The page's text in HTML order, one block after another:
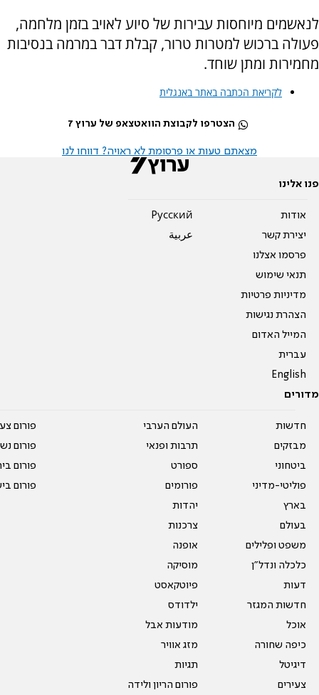
לנאשמים מיוחסות עבירות של סיוע לאויב בזמן מלחמה,
פעולה ברכוש למטרות טרור, קבלת דבר במרמה בנסיבות
מחמירות ומתן שוחד.
לקריאת הכתבה באתר באנגלית
הצטרפו לקבוצת הוואטצאפ של ערוץ 7
מצאתם טעות או פרסומת לא ראויה? דווחו לנו
פנו אלינו
אודות
יצירת קשר
פרסמו אצלנו
תנאי שימוש
מדיניות פרטיות
הצהרת נגישות
המייל האדום
עברית
English
Pусский
عربية
מדורים
חדשות
מבזקים
ביטחוני
פוליטי-מדיני
בארץ
בעולם
משפט ופלילים
כלכלה ונדל"ן
דעות
חדשות המגזר
אוכל
כיפה שחורה
דיגיטל
צעירים
העולם הערבי
תרבות ופנאי
ספורט
פורומים
יהדות
צרכנות
אופנה
מוסיקה
פיוטקאסט
ילדודס
מודעות אבל
מזג אוויר
תגיות
פורום הריון ולידה
פורום
פורום
פורום
פורום